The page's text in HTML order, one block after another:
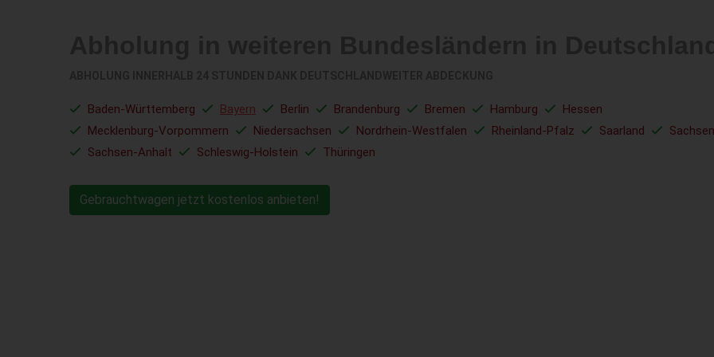
Baden-Württemberg Bayern Berlin Brandenburg Bremen Hamburg
Hessen
Mecklenburg-Vorpommern
Niedersachsen Nordrhein-Westfalen Rheinland-Pfalz Saarland
Sachsen
Sachsen-Anhalt
Schleswig-Holstein Thüringen
Gebrauchtwagen jetzt kostenlos anbieten!